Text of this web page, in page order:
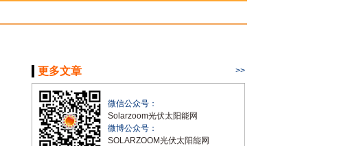
更多文章 >>
微信公众号：
Solarzoom光伏太阳能网
微博公众号：
SOLARZOOM光伏太阳能网